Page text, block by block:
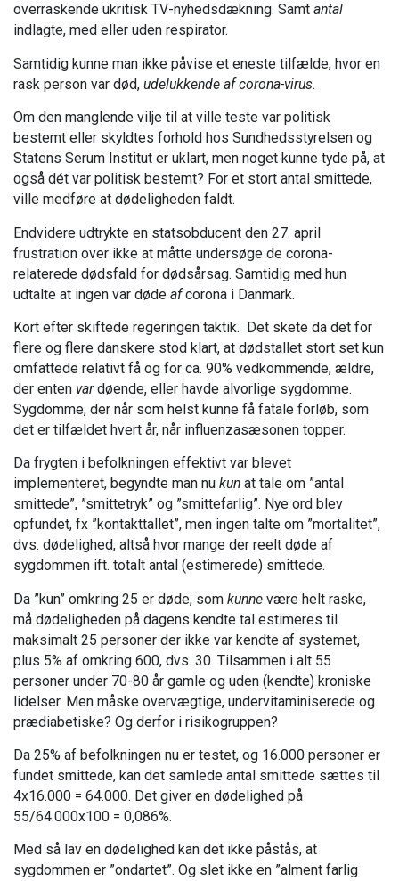
overraskende ukritisk TV-nyhedsdækning. Samt antal
indlagte, med eller uden respirator.
Samtidig kunne man ikke påvise et eneste tilfælde, hvor en
rask person var død, udelukkende af corona-virus.
Om den manglende vilje til at ville teste var politisk
bestemt eller skyldtes forhold hos Sundhedsstyrelsen og
Statens Serum Institut er uklart, men noget kunne tyde på, at
også dét var politisk bestemt? For et stort antal smittede,
ville medføre at dødeligheden faldt.
Endvidere udtrykte en statsobducent den 27. april
frustration over ikke at måtte undersøge de corona-
relaterede dødsfald for dødsårsag. Samtidig med hun
udtalte at ingen var døde afcorona i Danmark.
Kort efter skiftede regeringen taktik. Det skete da det for
flere og flere danskere stod klart, at dødstallet stort set kun
omfattede relativt få og for ca. 90% vedkommende, ældre,
der enten vardøende, eller havde alvorlige sygdomme.
Sygdomme, der når som helst kunne få fatale forløb, som
det er tilfældet hvert år, når influenzasæsonen topper.
Da frygten i befolkningen effektivt var blevet
implementeret, begyndte man nu kun at tale om ”antal
smittede”, ”smittetryk” og ”smittefarlig”. Nye ord blev
opfundet, fx ”kontakttallet”, men ingen talte om ”mortalitet”,
dvs. dødelighed, altså hvor mange der reelt døde af
sygdommen ift. totalt antal (estimerede) smittede.
Da ”kun” omkring 25 er døde, som kunne være helt raske,
må dødeligheden på dagens kendte tal estimeres til
maksimalt 25 personer der ikke var kendte af systemet,
plus 5% af omkring 600, dvs. 30. Tilsammen i alt 55
personer under 70-80 år gamle og uden (kendte) kroniske
lidelser. Men måske overvægtige, undervitaminiserede og
prædiabetiske? Og derfor i risikogruppen?
Da 25% af befolkningen nu er testet, og 16.000 personer er
fundet smittede, kan det samlede antal smittede sættes til
4x16.000 = 64.000. Det giver en dødelighed på
55/64.000x100 = 0,086%.
Med så lav en dødelighed kan det ikke påstås, at
sygdommen er ”ondartet”. Og slet ikke en ”alment farlig